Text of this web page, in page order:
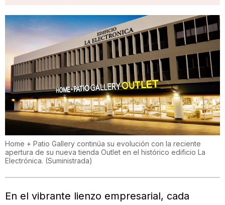
Home + Patio Gallery continúa su evolución con la reciente
apertura de su nueva tienda Outlet en el histórico edificio La
Electrónica. (Suministrada)
En el vibrante lienzo empresarial, cada